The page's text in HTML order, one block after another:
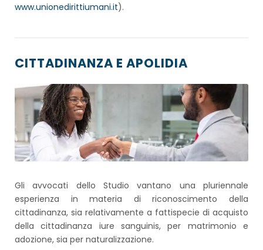
www.unionedirittiumani.it).
CITTADINANZA E APOLIDIA
Gli avvocati dello Studio vantano una pluriennale
esperienza in materia di riconoscimento della
cittadinanza, sia relativamente a fattispecie di acquisto
della cittadinanza iure sanguinis, per matrimonio e
adozione, sia per naturalizzazione.